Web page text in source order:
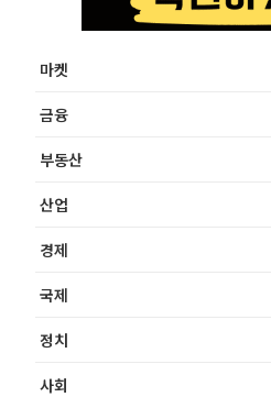
마켓
금융
부동산
산업
경제
국제
정치
사회